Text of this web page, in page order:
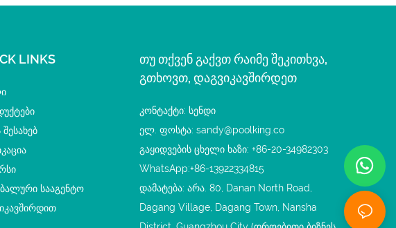
LINKS
ᲨᲔᲡᲐᲮᲔᲑ
ᲡᲐᲐᲒᲔᲜᲢᲝ
Თუ Თქვენ Გაქვთ Რაიმე Შეკითხვა,
Გთხოვთ, Დაგვიკავშირდეთ
კონტაქტი: სენდი
ელ. ფოსტა:sandy@poolking.co
გაყიდვების ცხელი ხაზი: +86-20-34982303
WhatsApp:+86-13922334815
დამატება: არა. 80, Danan North Road,
Dagang Village, Dagang Town, Nansha